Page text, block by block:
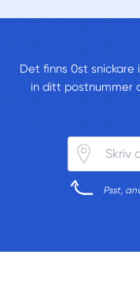
Det finns 0st snickare
in ditt postnummer
Psst,